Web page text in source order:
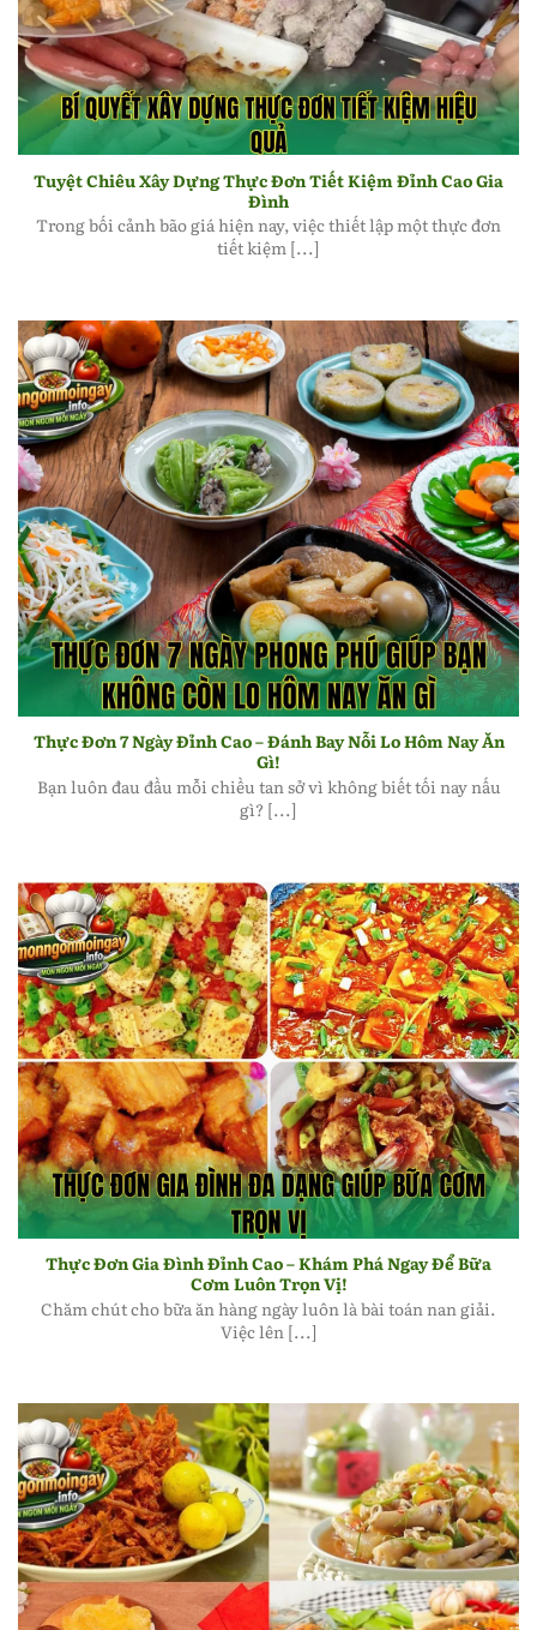
Bí quyết xây dựng thực đơn tiết kiệm hiệu quả
Tuyệt Chiêu Xây Dựng Thực Đơn Tiết Kiệm Đỉnh Cao Gia
Đình
Trong bối cảnh bão giá hiện nay, việc thiết lập một thực đơn
tiết kiệm [...]
Thực đơn 7 ngày phong phú giúp bạn không còn lo
hôm nay ăn gì
Thực Đơn 7 Ngày Đỉnh Cao – Đánh Bay Nỗi Lo Hôm Nay Ăn
Gì!
Bạn luôn đau đầu mỗi chiều tan sở vì không biết tối nay nấu
gì? [...]
Thực đơn gia đình đa dạng giúp bữa cơm trọn vị
Thực Đơn Gia Đình Đỉnh Cao – Khám Phá Ngay Để Bữa
Cơm Luôn Trọn Vị!
Chăm chút cho bữa ăn hàng ngày luôn là bài toán nan giải.
Việc lên [...]